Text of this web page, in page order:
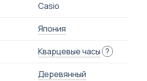
Casio
Япония
Кварцевые часы ?
Деревянный